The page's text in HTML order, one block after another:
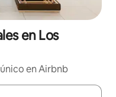
en Los
en Airbnb